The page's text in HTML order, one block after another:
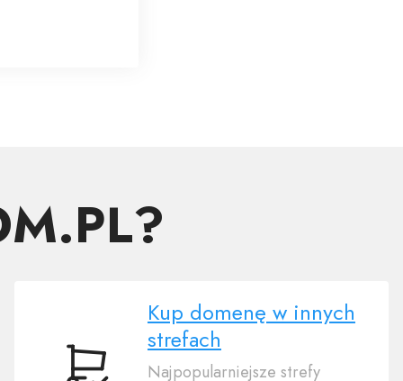
Kup domenę w innych
strefach
Najpopularniejsze strefy